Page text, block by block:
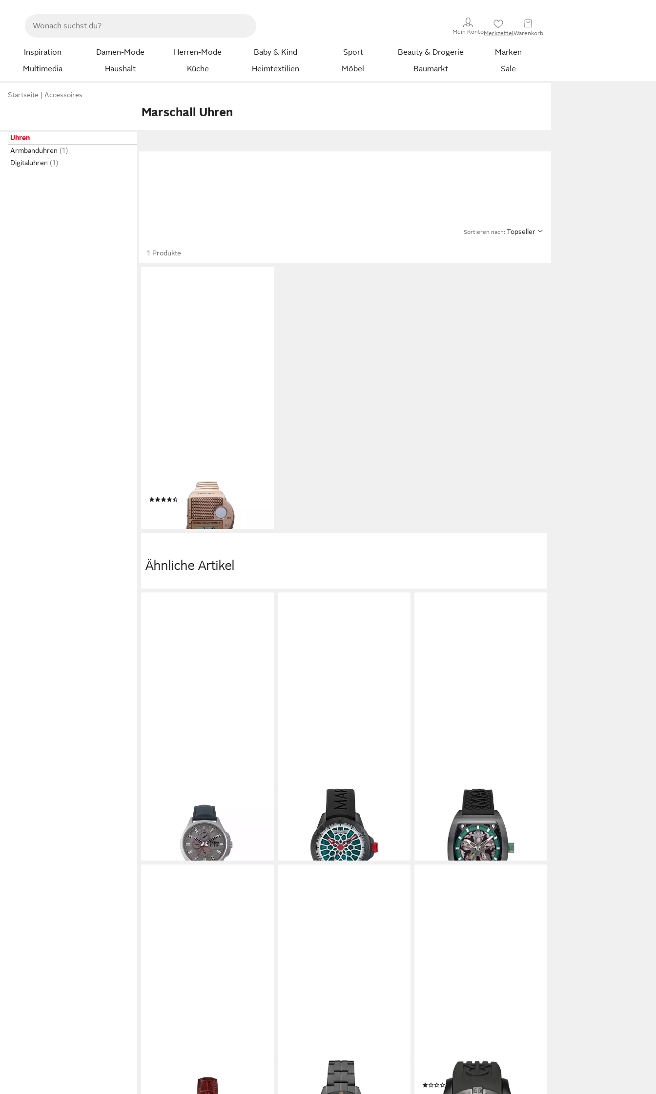
Mein KontoMerkzettelWarenkorb
Inspiration Damen-Mode Herren-Mode Baby & Kind Sport Beauty & Drogerie
Marken
Multimedia
Haushalt Küche Heimtextilien Möbel Baumarkt Sale
Startseite Accessoires
Marschall Uhren
Uhren
Armbanduhren
Digitaluhren
Sortieren nach: Topseller
1 Produkte
großem Sprachknopf Metallzugband
(2)
lieferbar - in 2-3 Werktagen bei dir
Ähnliche Artikel
Quarzuhr Superdry Marshal,
Superdry Marshal
UVP110,00 €
lieferbar - in 2-3 Werktagen bei dir
ASTON MARTIN
Automatikuhr AML THRILL
ab 553,00 €
lieferbar - in 2-3 Werktagen bei dir
ASTON MARTIN
Automatikuhr AML THRILL
ab 680,00 €
lieferbar - in 2-3 Werktagen bei dir
Quarzuhr Hamilton American Classic
Boulton Small Second Quarz M
ASTON MARTIN
Automatikuhr AML THRILL
ab 640,00 €
REVUE THOMMEN
Automatikuhr Airspeed Xlarge